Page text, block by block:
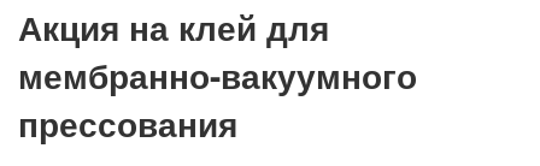
Акция на клей для
мембранно-вакуумного
прессования